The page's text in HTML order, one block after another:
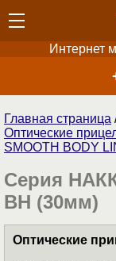
Интернет
Главная страница
Оптические
SMOOTH BODY
Серия
BH (30мм)
Оптические